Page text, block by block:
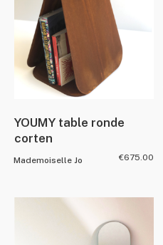
YOUMY table ronde
corten
Mademoiselle Jo €675.00